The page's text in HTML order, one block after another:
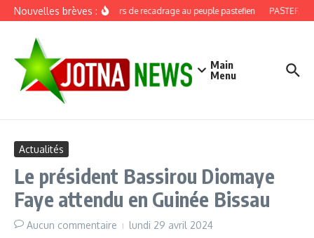
Aller au contenu
Nouvelles brèves :Discours de recadrage au peuple pastefien PASTEF,
Main
Menu
Actualités
Le président Bassirou Diomaye
Faye attendu en Guinée Bissau
Aucun commentaire lundi 29 avril 2024